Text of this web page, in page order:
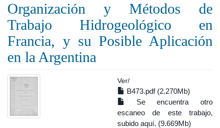
Organización y Métodos de
Trabajo Hidrogeológico en
Francia, y su Posible Aplicación
en la Argentina
Ver/
B473.pdf (2.270Mb)
Se encuentra otro
escaneo de este trabajo,
subido aquí. (9.669Mb)